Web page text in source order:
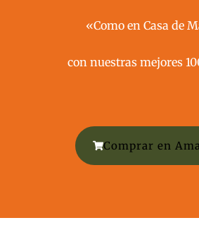
«Como en Casa de
con nuestras mejores
Comprar en